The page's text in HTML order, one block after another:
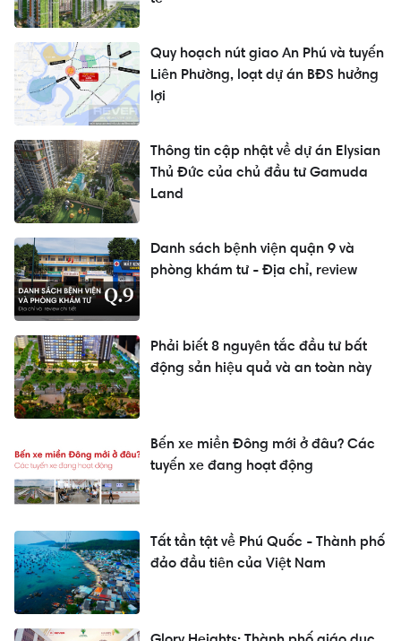
Quy hoạch nút giao An Phú và tuyến
Liên Phường, loạt dự án BĐS hưởng
lợi
Thông tin cập nhật về dự án Elysian
Thủ Đức của chủ đầu tư Gamuda
Land
Danh sách bệnh viện quận 9 và
phòng khám tư - Địa chỉ, review
Phải biết 8 nguyên tắc đầu tư bất
động sản hiệu quả và an toàn này
Bến xe miền Đông mới ở đâu? Các
tuyến xe đang hoạt động
Tất tần tật về Phú Quốc - Thành phố
đảo đầu tiên của Việt Nam